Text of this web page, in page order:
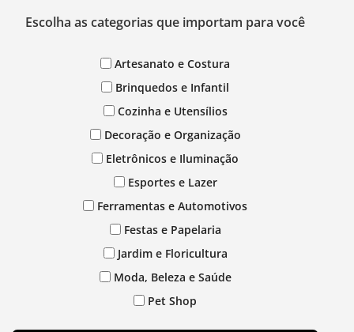
Escolha as categorias que importam para você
Artesanato e Costura
Brinquedos e Infantil
Cozinha e Utensílios
Decoração e Organização
Eletrônicos e Iluminação
Esportes e Lazer
Ferramentas e Automotivos
Festas e Papelaria
Jardim e Floricultura
Moda, Beleza e Saúde
Pet Shop